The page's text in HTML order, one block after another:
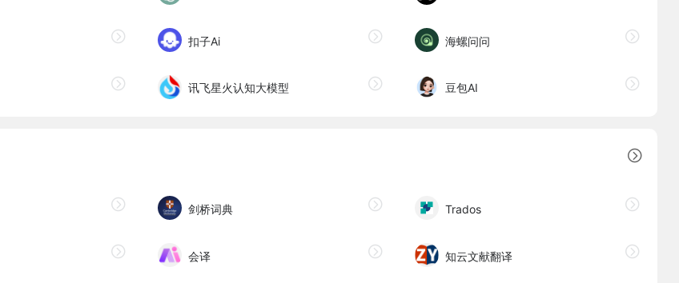
扣子Ai 海螺问问
讯飞星火认知大模型 豆包AI
剑桥词典 Trados
会译 知云文献翻译